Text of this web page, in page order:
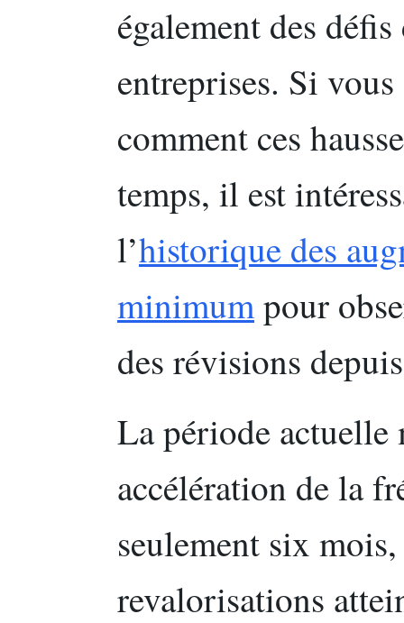
également des
entreprises. Si
comment ces
temps, il est
l’historique des
minimumpour
des révisions
La période actuelle
accélération de la
seulement six
revalorisations